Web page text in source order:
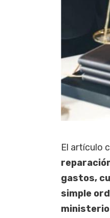
El artículo
gastos,
simple
ministerio